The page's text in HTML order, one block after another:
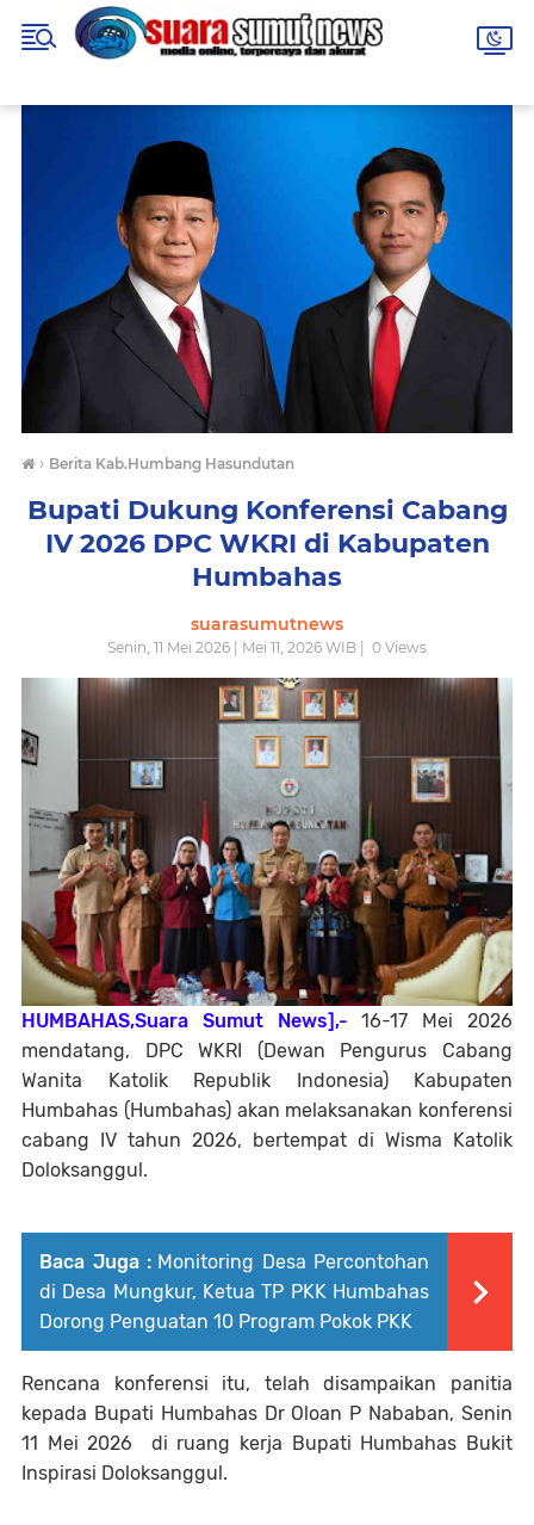
› Berita Kab.Humbang Hasundutan
Bupati Dukung Konferensi Cabang
IV 2026 DPC WKRI di Kabupaten
Humbahas
suarasumutnews
Senin, 11 Mei 2026 | Mei 11, 2026 WIB | 0 Views
HUMBAHAS,Suara Sumut News],-16-17 Mei 2026
mendatang, DPC WKRI (Dewan Pengurus Cabang
Wanita Katolik Republik Indonesia) Kabupaten
Humbahas (Humbahas) akan melaksanakan konferensi
cabang IV tahun 2026, bertempat di Wisma Katolik
Doloksanggul.
Baca Juga : Monitoring Desa Percontohan
di Desa Mungkur, Ketua TP PKK Humbahas
Dorong Penguatan 10 Program Pokok PKK
Rencana konferensi itu, telah disampaikan panitia
kepada Bupati Humbahas Dr Oloan P Nababan, Senin
11 Mei 2026 di ruang kerja Bupati Humbahas Bukit
Inspirasi Doloksanggul.